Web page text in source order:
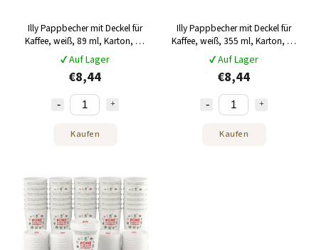
Illy Pappbecher mit Deckel für
Kaffee, weiß, 89 ml, Karton, 50
Stück
✔ Auf Lager
€8,44
Kaufen
Illy Pappbecher mit Deckel für
Kaffee, weiß, 355 ml, Karton, 25
Stück
✔ Auf Lager
€8,44
Kaufen